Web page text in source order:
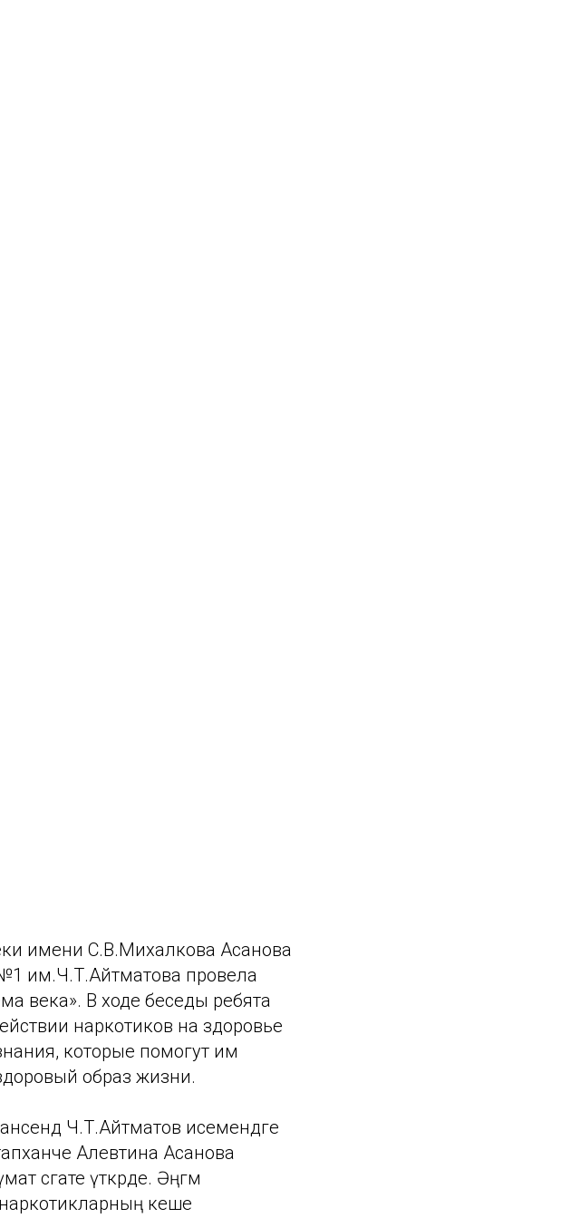
имени С.В.Михалкова Асанова
им.Ч.Т.Айтматова провела
века». В ходе беседы ребята
наркотиков на здоровье
которые помогут им
образ жизни.
Ч.Т.Айтматов исемендәге
Алевтина Асанова
сәгате үткәрде. Әңгәмә
кеше